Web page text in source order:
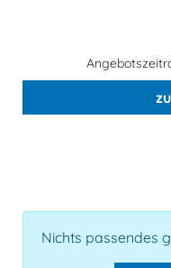
Nichts passendes